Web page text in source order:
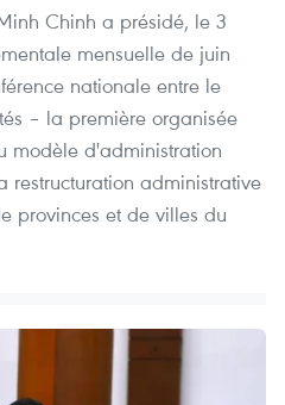
Chinh a présidé, le 3
mensuelle de juin
nationale entre le
– la première organisée
d'administration
administrative
provinces et de villes du